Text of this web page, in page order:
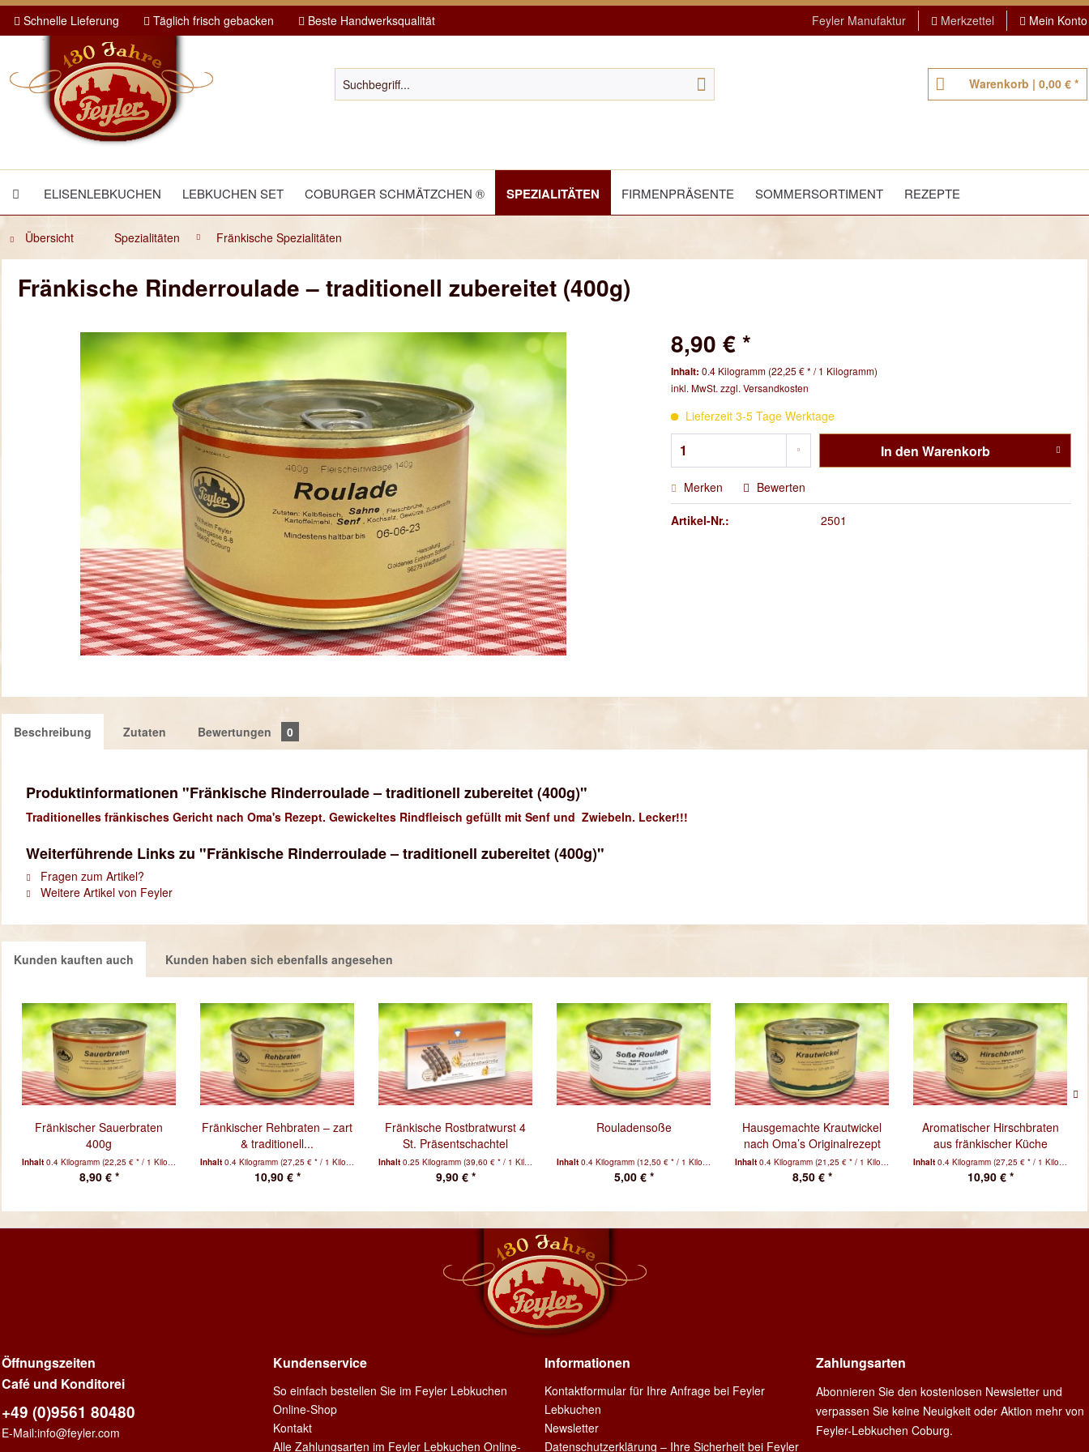
Schnelle Lieferung Täglich frisch gebacken Beste Handwerksqualität Feyler Manufaktur Merkzettel Mein Konto
Warenkorb | 0,00 € *
ELISENLEBKUCHEN LEBKUCHEN SET COBURGER SCHMÄTZCHEN ® SPEZIALITÄTEN FIRMENPRÄSENTE SOMMERSORTIMENT REZEPTE
Übersicht Spezialitäten Fränkische Spezialitäten
Fränkische Rinderroulade – traditionell zubereitet (400g)
8,90 € *
Inhalt: 0.4 Kilogramm (22,25 € * / 1 Kilogramm)
inkl. MwSt. zzgl. Versandkosten
Lieferzeit 3-5 Tage Werktage
In den Warenkorb
Merken Bewerten
Artikel-Nr.: 2501
Beschreibung Zutaten Bewertungen 0
Produktinformationen "Fränkische Rinderroulade – traditionell zubereitet (400g)"
Traditionelles fränkisches Gericht nach Oma's Rezept. Gewickeltes Rindfleisch gefüllt mit Senf und Zwiebeln. Lecker!!!
Weiterführende Links zu "Fränkische Rinderroulade – traditionell zubereitet (400g)"
Fragen zum Artikel?
Weitere Artikel von Feyler
Kunden kauften auch Kunden haben sich ebenfalls angesehen
Fränkischer Sauerbraten
400g
Inhalt 0.4 Kilogramm (22,25 € * / 1 Kilogramm)
8,90 € *
Fränkischer Rehbraten – zart
& traditionell...
Inhalt 0.4 Kilogramm (27,25 € * / 1 Kilogramm)
10,90 € *
Fränkische Rostbratwurst 4
St. Präsentschachtel
Inhalt 0.25 Kilogramm (39,60 € * / 1 Kilogramm)
9,90 € *
Rouladensoße
Inhalt 0.4 Kilogramm (12,50 € * / 1 Kilogramm)
5,00 € *
Hausgemachte Krautwickel
nach Oma’s Originalrezept
Inhalt 0.4 Kilogramm (21,25 € * / 1 Kilogramm)
8,50 € *
Aromatischer Hirschbraten
aus fränkischer Küche
Inhalt 0.4 Kilogramm (27,25 € * / 1 Kilogramm)
10,90 € *
Öffnungszeiten
Café und Konditorei
+49 (0)9561 80480
E-Mail:info@feyler.com
Kundenservice
So einfach bestellen Sie im Feyler Lebkuchen
Online-Shop
Kontakt
Alle Zahlungsarten im Feyler Lebkuchen Online-
Informationen
Kontaktformular für Ihre Anfrage bei Feyler
Lebkuchen
Newsletter
Datenschutzerklärung – Ihre Sicherheit bei Feyler
Zahlungsarten
Abonnieren Sie den kostenlosen Newsletter und
verpassen Sie keine Neuigkeit oder Aktion mehr von
Feyler-Lebkuchen Coburg.